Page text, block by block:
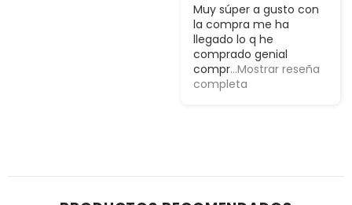
Muy súper a gusto con
la compra me ha
llegado lo q he
comprado genial
compr...Mostrar reseña
completa